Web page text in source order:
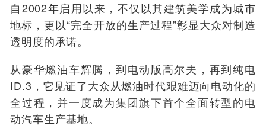
自2002年启用以来，不仅以其建筑美学成为城市
地标，更以“完全开放的生产过程”彰显大众对制造
透明度的承诺。
从豪华燃油车辉腾，到电动版高尔夫，再到纯电
ID.3，它见证了大众从燃油时代艰难迈向电动化的
全过程，并一度成为集团旗下首个全面转型的电
动汽车生产基地。